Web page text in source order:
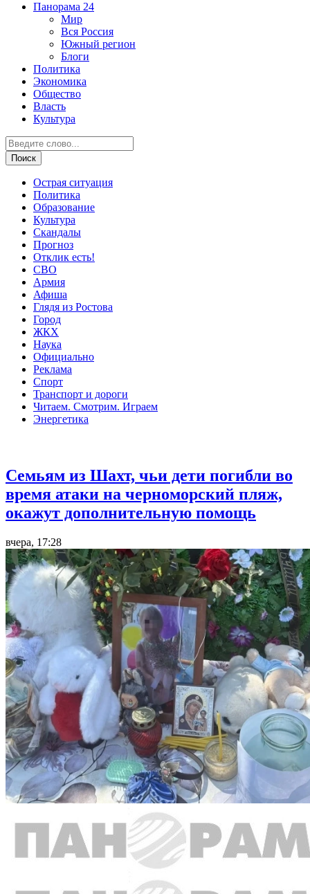
Панорама 24
Мир
Вся Россия
Южный регион
Блоги
Политика
Экономика
Общество
Власть
Культура
Острая ситуация
Политика
Образование
Культура
Скандалы
Прогноз
Отклик есть!
СВО
Армия
Афиша
Глядя из Ростова
Город
ЖКХ
Наука
Официально
Реклама
Спорт
Транспорт и дороги
Читаем. Смотрим. Играем
Энергетика
Семьям из Шахт, чьи дети погибли во
время атаки на черноморский пляж,
окажут дополнительную помощь
вчера, 17:28